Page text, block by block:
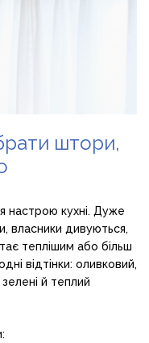
штори,
настрою кухні. Дуже
власники дивуються,
теплішим або більш
відтінки: оливковий,
й теплий